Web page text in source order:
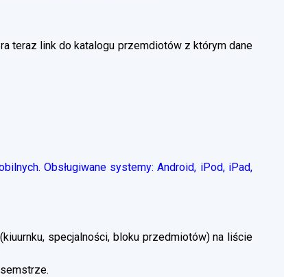
teraz link do katalogu przemdiotów z którym dane
Obsługiwane systemy: Android, iPod, iPad,
specjalności, bloku przedmiotów) na liście